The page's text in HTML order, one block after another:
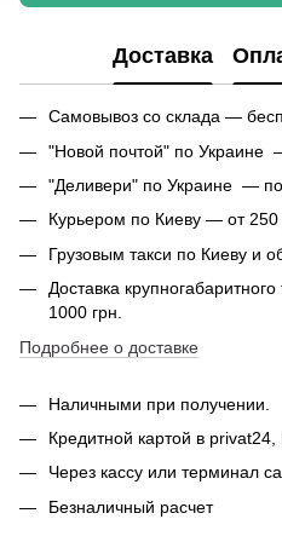
Доставка
Самовывоз со склада —
"Новой почтой" по Украине
"Деливери" по Украине — по
Курьером по Киеву — от 250
Грузовым такси по Киеву и
Доставка
1000 грн.
Подробнее о доставке
Наличными при получении.
Кредитной картой в privat24,
Через кассу или терминал
Безналичный расчет